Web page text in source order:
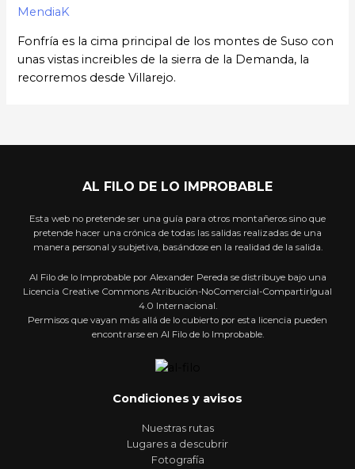
MendiaK
Fonfría es la cima principal de los montes de Suso con
unas vistas increibles de la sierra de la Demanda, la
recorremos desde Villarejo.
AL FILO DE LO IMPROBABLE
Esta web no pretende ser una guía para otros montañeros sino que
pretende hacer una crónica de todas las salidas realizadas de una
manera personal y subjetiva, basándose en la realidad de la salida.
Al Filo de lo Improbable por Alexander Pereda se distribuye bajo una
Licencia Creative Commons Atribución-NoComercial-CompartirIgual
4.0 Internacional.
Permisos que vayan más allá de lo cubierto por esta licencia pueden
encontrarse en Al Filo de lo Improbable.
Condiciones y avisos
Nuestras rutas
Lugares a descubrir
Fotografía